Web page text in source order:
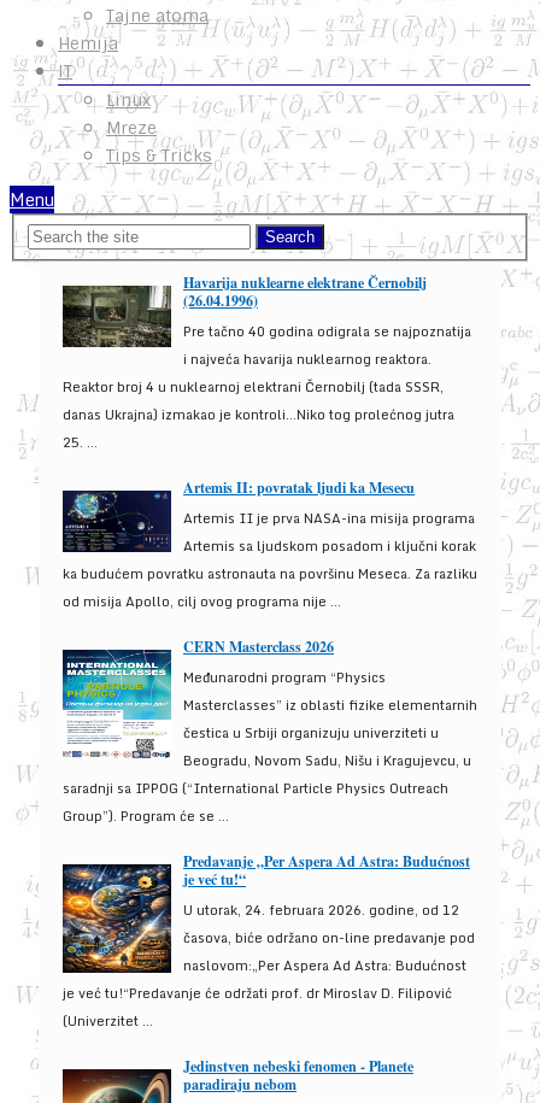
Tajne atoma
Hemija
IT
Linux
Mreze
Tips & Tricks
Menu
Havarija nuklearne elektrane Černobilj
(26.04.1996)
Pre tačno 40 godina odigrala se najpoznatija
i najveća havarija nuklearnog reaktora.
Reaktor broj 4 u nuklearnoj elektrani Černobilj (tada SSSR,
danas Ukrajna) izmakao je kontroli...Niko tog prolećnog jutra
25. ...
Artemis II: povratak ljudi ka Mesecu
Artemis II je prva NASA-ina misija programa
Artemis sa ljudskom posadom i ključni korak
ka budućem povratku astronauta na površinu Meseca. Za razliku
od misija Apollo, cilj ovog programa nije ...
CERN Masterclass 2026
Međunarodni program “Physics
Masterclasses” iz oblasti fizike elementarnih
čestica u Srbiji organizuju univerziteti u
Beogradu, Novom Sadu, Nišu i Kragujevcu, u
saradnji sa IPPOG (“International Particle Physics Outreach
Group”). Program će se ...
Predavanje „Per Aspera Ad Astra: Budućnost
je već tu!“
U utorak, 24. februara 2026. godine, od 12
časova, biće održano on-line predavanje pod
naslovom:„Per Aspera Ad Astra: Budućnost
je već tu!“Predavanje će održati prof. dr Miroslav D. Filipović
(Univerzitet ...
Jedinstven nebeski fenomen - Planete
paradiraju nebom